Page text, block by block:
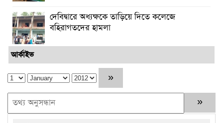
দেবিদ্বারে অধ্যক্ষকে তাড়িয়ে দিতে কলেজে
বহিরাগতদের হামলা
আর্কাইভ